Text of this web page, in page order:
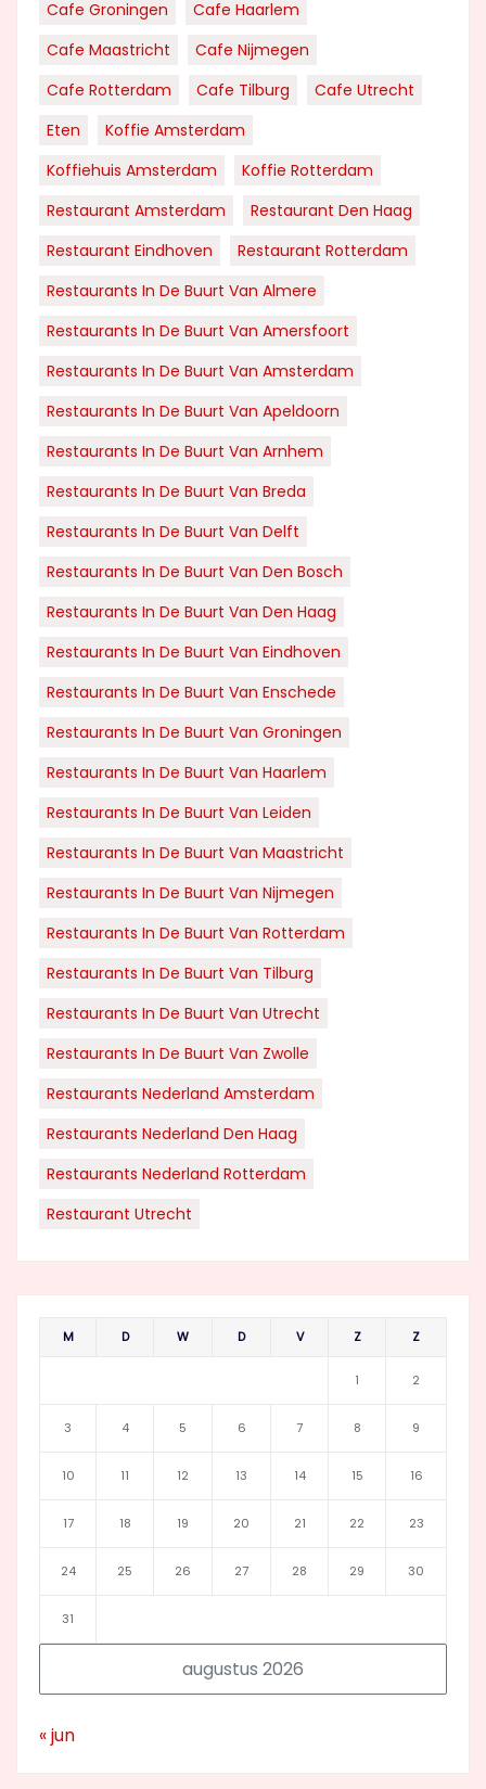
Cafe Groningen
Cafe Haarlem
Cafe Maastricht
Cafe Nijmegen
Cafe Rotterdam
Cafe Tilburg
Cafe Utrecht
Eten
Koffie Amsterdam
Koffiehuis Amsterdam
Koffie Rotterdam
Restaurant Amsterdam
Restaurant Den Haag
Restaurant Eindhoven
Restaurant Rotterdam
Restaurants In De Buurt Van Almere
Restaurants In De Buurt Van Amersfoort
Restaurants In De Buurt Van Amsterdam
Restaurants In De Buurt Van Apeldoorn
Restaurants In De Buurt Van Arnhem
Restaurants In De Buurt Van Breda
Restaurants In De Buurt Van Delft
Restaurants In De Buurt Van Den Bosch
Restaurants In De Buurt Van Den Haag
Restaurants In De Buurt Van Eindhoven
Restaurants In De Buurt Van Enschede
Restaurants In De Buurt Van Groningen
Restaurants In De Buurt Van Haarlem
Restaurants In De Buurt Van Leiden
Restaurants In De Buurt Van Maastricht
Restaurants In De Buurt Van Nijmegen
Restaurants In De Buurt Van Rotterdam
Restaurants In De Buurt Van Tilburg
Restaurants In De Buurt Van Utrecht
Restaurants In De Buurt Van Zwolle
Restaurants Nederland Amsterdam
Restaurants Nederland Den Haag
Restaurants Nederland Rotterdam
Restaurant Utrecht
augustus 2026
M D W D V Z Z
1 2
3 4 5 6 7 8 9
10 11 12 13 14 15 16
17 18 19 20 21 22 23
24 25 26 27 28 29 30
31
« jun